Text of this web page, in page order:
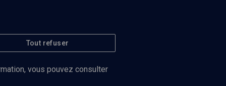
Tout refuser
vous pouvez consulter